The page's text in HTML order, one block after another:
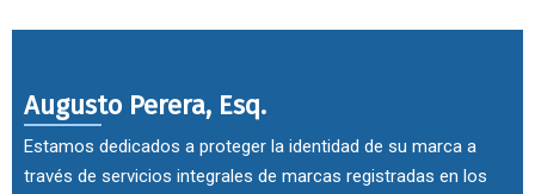
Augusto Perera, Esq.
Estamos dedicados a proteger la identidad de su marca a
través de servicios integrales de marcas registradas en los